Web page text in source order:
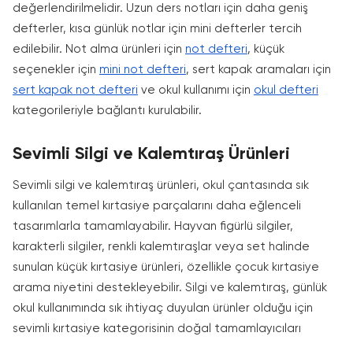
değerlendirilmelidir. Uzun ders notları için daha geniş
defterler, kısa günlük notlar için mini defterler tercih
edilebilir. Not alma ürünleri için not defteri, küçük
seçenekler için mini not defteri, sert kapak aramaları için
sert kapak not defteri ve okul kullanımı için okul defteri
kategorileriyle bağlantı kurulabilir.
Sevimli Silgi ve Kalemtıraş Ürünleri
Sevimli silgi ve kalemtıraş ürünleri, okul çantasında sık
kullanılan temel kırtasiye parçalarını daha eğlenceli
tasarımlarla tamamlayabilir. Hayvan figürlü silgiler,
karakterli silgiler, renkli kalemtıraşlar veya set halinde
sunulan küçük kırtasiye ürünleri, özellikle çocuk kırtasiye
arama niyetini destekleyebilir. Silgi ve kalemtıraş, günlük
okul kullanımında sık ihtiyaç duyulan ürünler olduğu için
sevimli kırtasiye kategorisinin doğal tamamlayıcıları